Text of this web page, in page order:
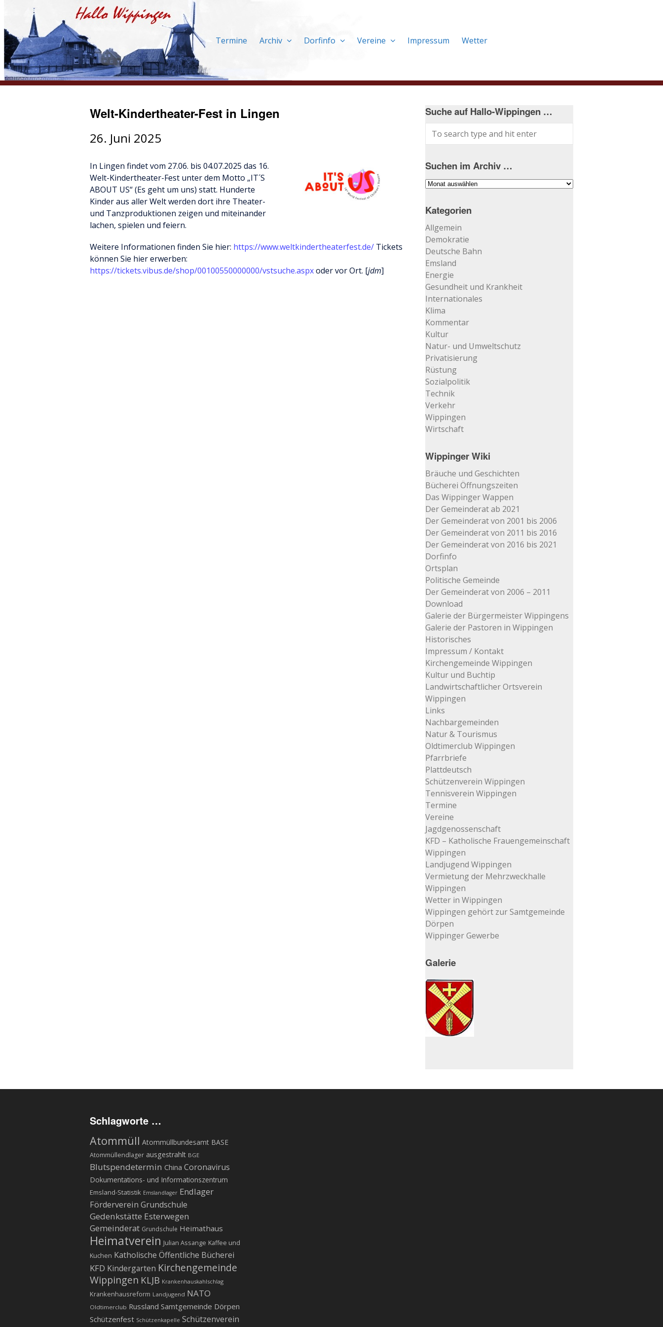
Termine Archiv Dorfinfo Vereine Impressum Wetter
Welt-Kindertheater-Fest in Lingen
26. Juni 2025
In Lingen findet vom 27.06. bis 04.07.2025 das 16.
Welt-Kindertheater-Fest unter dem Motto „IT´S
ABOUT US“ (Es geht um uns) statt. Hunderte
Kinder aus aller Welt werden dort ihre Theater-
und Tanzproduktionen zeigen und miteinander
lachen, spielen und feiern.
Weitere Informationen finden Sie hier: https://www.weltkindertheaterfest.de/ Tickets
können Sie hier erwerben:
https://tickets.vibus.de/shop/00100550000000/vstsuche.aspxoder vor Ort. [jdm]
Suche auf Hallo-Wippingen …
Suchen im Archiv …
Suchen
Archiv
Kategorien
Allgemein
Demokratie
Deutsche Bahn
Emsland
Energie
Gesundheit und Krankheit
Internationales
Klima
Kommentar
Kultur
Natur- und Umweltschutz
Privatisierung
Rüstung
Sozialpolitik
Technik
Verkehr
Wippingen
Wirtschaft
Wippinger Wiki
Bräuche und Geschichten
Bücherei Öffnungszeiten
Das Wippinger Wappen
Der Gemeinderat ab 2021
Der Gemeinderat von 2001 bis 2006
Der Gemeinderat von 2011 bis 2016
Der Gemeinderat von 2016 bis 2021
Dorfinfo
Ortsplan
Politische Gemeinde
Der Gemeinderat von 2006 – 2011
Download
Galerie der Bürgermeister Wippingens
Galerie der Pastoren in Wippingen
Historisches
Impressum / Kontakt
Kirchengemeinde Wippingen
Kultur und Buchtip
Landwirtschaftlicher Ortsverein
Wippingen
Links
Nachbargemeinden
Natur & Tourismus
Oldtimerclub Wippingen
Pfarrbriefe
Plattdeutsch
Schützenverein Wippingen
Tennisverein Wippingen
Termine
Vereine
Jagdgenossenschaft
KFD – Katholische Frauengemeinschaft
Wippingen
Landjugend Wippingen
Vermietung der Mehrzweckhalle
Wippingen
Wetter in Wippingen
Wippingen gehört zur Samtgemeinde
Dörpen
Wippinger Gewerbe
Galerie
Schlagworte …
Atommüll Atommüllbundesamt BASE
Atommüllendlager ausgestrahlt BGE
Blutspendetermin China Coronavirus
Dokumentations- und Informationszentrum
Emsland-Statistik Emslandlager Endlager
Förderverein Grundschule
Gedenkstätte Esterwegen
Gemeinderat Grundschule Heimathaus
Heimatverein Julian Assange Kaffee und
Kuchen Katholische Öffentliche Bücherei
KFD Kindergarten Kirchengemeinde
Wippingen KLJB Krankenhauskahlschlag
Krankenhausreform Landjugend NATO
Oldtimerclub Russland Samtgemeinde Dörpen
Schützenfest Schützenkapelle Schützenverein